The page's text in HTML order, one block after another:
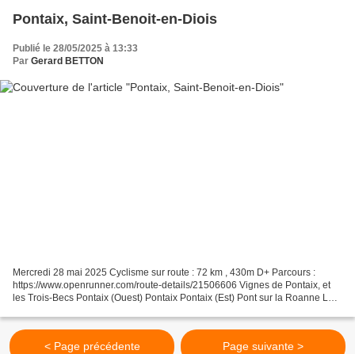
Pontaix, Saint-Benoit-en-Diois
Publié le 28/05/2025 à 13:33
Par Gerard BETTON
Mercredi 28 mai 2025 Cyclisme sur route : 72 km , 430m D+ Parcours :
https://www.openrunner.com/route-details/21506606 Vignes de Pontaix, et
les Trois-Becs Pontaix (Ouest) Pontaix Pontaix (Est) Pont sur la Roanne La
< Page précédente Page suivante >